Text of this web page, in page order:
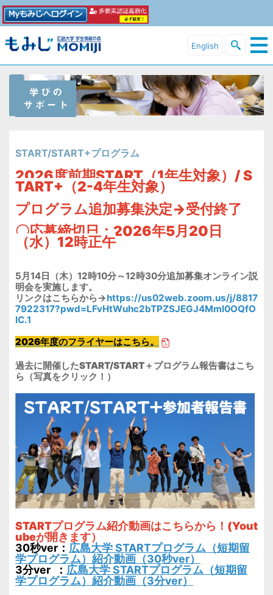
English
START/START+プログラム
2026度前期START（1年生対象） / S
TART+（2-4年生対象）
プログラム追加募集決定→受付終了
〇応募締切日：2026年5月20日
（水）12時正午
5月14日（木）12時10分～12時30分追加募集オンライン説
明会を実施します。
リンクはこちらから→https://us02web.zoom.us/j/8817
7922317?pwd=LFvHtWuhc2bTPZSJEGJ4Mml0OQfO
IC.1
2026年度のフライヤーはこちら。
過去に開催したSTART/START＋プログラム報告書はこち
ら（写真をクリック！）
STARTプログラム紹介動画はこちらから！(Yout
ubeが開きます）
30秒ver： 広島大学STARTプログラム（短期留
学プログラム）紹介動画（30秒ver）
3分ver ： 広島大学STARTプログラム（短期留
学プログラム）紹介動画（3分ver）